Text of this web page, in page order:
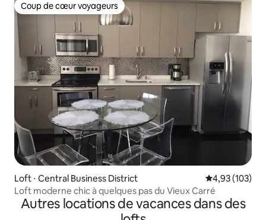
Coup de cœur voyageurs
Coup de cœur voyageurs
Loft ⋅ Central Business District Évaluation
4,93 (103)
Loft moderne chic à quelques pas du Vieux Carré
Autres locations de vacances dans des